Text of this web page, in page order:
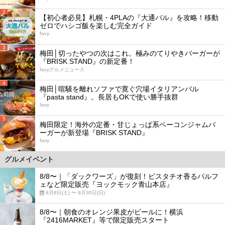
2
【初心者必見】札幌・4PLAの『大通バル』を攻略！移動
ゼロでハシゴ飯を楽しむ完全ガイド
favy
3
梅田│切ったやつの次はこれ。極みのてりやきバーガーが
『BRISK STAND』の新定番！
favyグルメニュース
4
梅田│喧騒を離れソファで寛ぐ穴場イタリアンバル
『pasta stand』。長居もOKで使い勝手抜群
favy
5
梅田限定！海外の定番・甘じょっぱ系ベーコンジャムバ
ーガーが新登場『BRISK STAND』
favy
グルメイベント
8/8〜｜「ダックワーズ」が復刻！ピスタチオ香るパルフ
ェなど限定販売『ヨックモック青山本店』
8月8日(土) 〜 8月30日(日)
8/8〜｜朝食のオレンジ果皮がビールに！横浜
『2416MARKET』等で限定販売スタート